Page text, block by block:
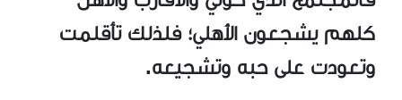
كلهم يشجعون الأهلي؛ فلذلك تأقلمت
وتعودت على حبه وتشجيعه.